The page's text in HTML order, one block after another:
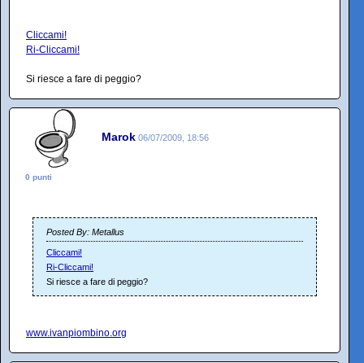
Cliccami!
Ri-Cliccami!
Si riesce a fare di peggio?
Marok 06/07/2009, 18:56
0 punti
Posted By: Metallus
Cliccami!
Ri-Cliccami!
Si riesce a fare di peggio?
www.ivanpiombino.org